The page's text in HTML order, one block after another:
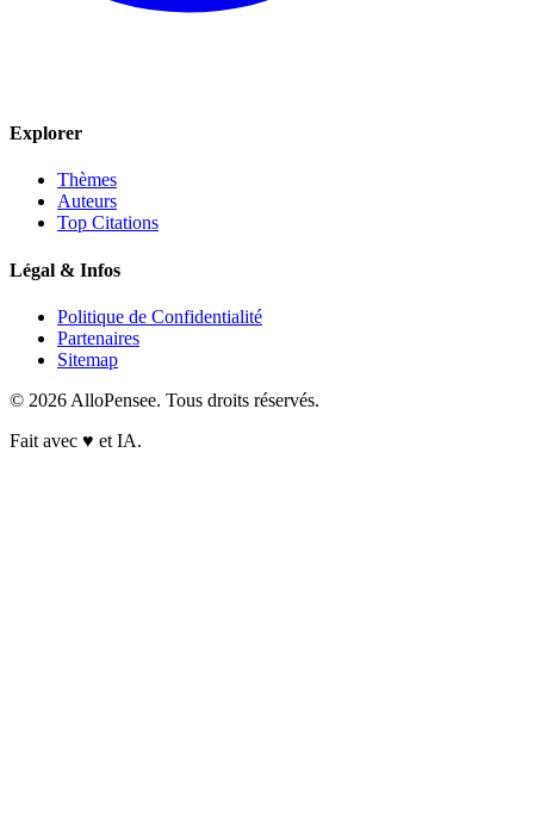
Explorer
Thèmes
Auteurs
Top Citations
Légal & Infos
Politique de Confidentialité
Partenaires
Sitemap
© 2026 AlloPensee. Tous droits réservés.
Fait avec ♥ et IA.